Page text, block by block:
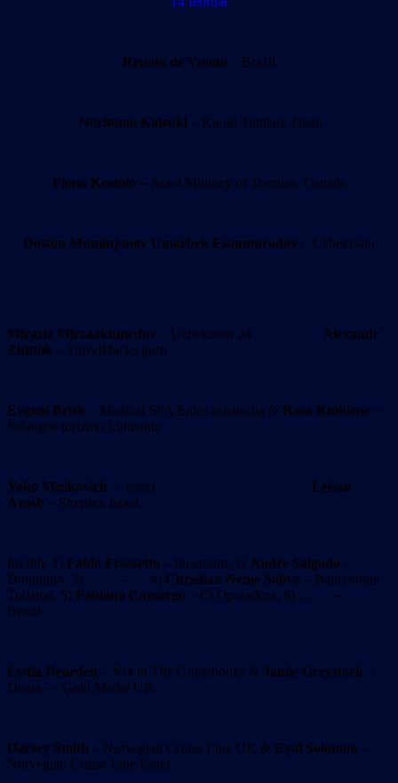
Renata de Vuono – Brazil
Noritomo Katsuki – Kuoni Tumlare Japan
Fiona Kosmin – Israel Ministry of Tourism, Canada
Doston Muminjonov Umarbek Esanmurodov – Uzbekistan
Miraziz Mirzaakhmedov – Uzbekistan 24 Alexandr
Zhitnik – TravelHacks.guru
Evgeni Brish – Medical SPA Egles sanatorija & Rasa Kmitiene –
Palangos turizmo Lithuania
Yoko Moskovich – Israel Leisan
Arash – Simplex Israel
for left: 1) Fabio Frassetto – Incomum, 2) Andre Salgado –
Domundo, 3) … … – … 4) Christian Neme Soliva – Bancorbras
Turismo, 5) Fabiano Camargo – Ct Operadora, 6) … … – …
Brazil
Lydia Dearden – Not in The Guidebooks & Jamie Greystock –
Dnata — Gold Medal UK
Darsey Smith – Norvegian Cruise Line UK & Eyal Solomon –
Norvegian Cruise Line Israel